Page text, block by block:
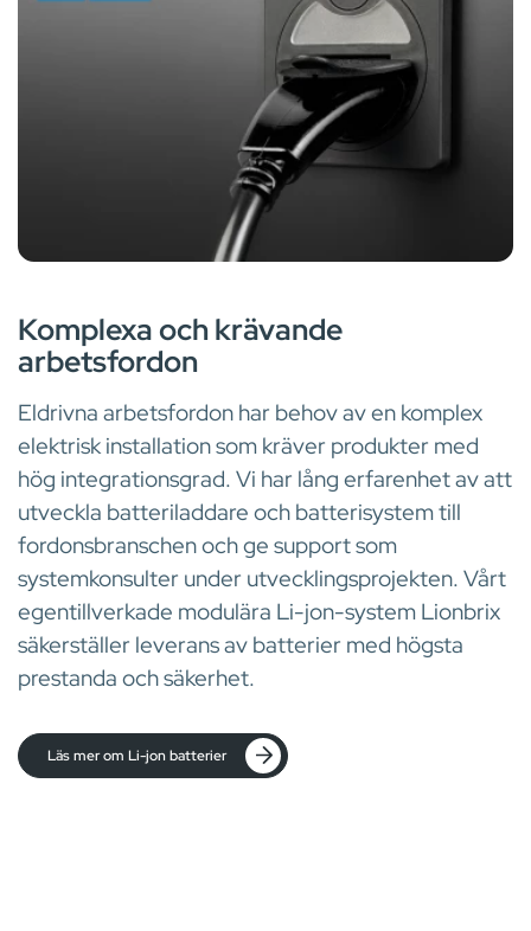
Komplexa och krävande
arbetsfordon
Eldrivna arbetsfordon har behov av en komplex
elektrisk installation som kräver produkter med
hög integrationsgrad. Vi har lång erfarenhet av att
utveckla batteriladdare och batterisystem till
fordonsbranschen och ge support som
systemkonsulter under utvecklingsprojekten. Vårt
egentillverkade modulära Li-jon-system Lionbrix
säkerställer leverans av batterier med högsta
prestanda och säkerhet.
Läs mer om Li-jon batterier